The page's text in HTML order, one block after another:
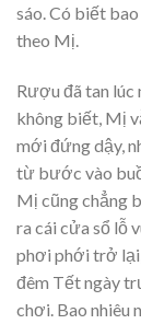
sáo. Có biết
theo Mị.
Rượu đã tan
không biết, Mị
mới đứng dậy,
từ bước vào
Mị cũng chẳng
ra cái cửa sổ lỗ
phơi phới trở
đêm Tết ngày
chơi. Bao nhiêu